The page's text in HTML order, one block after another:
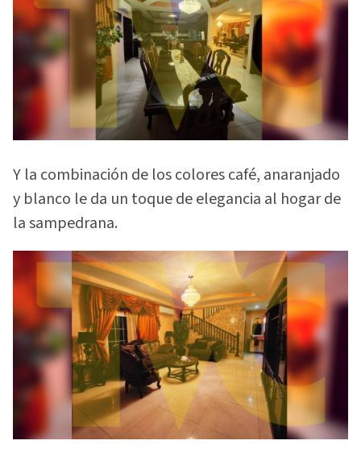
Y la combinación de los colores café, anaranjado
y blanco le da un toque de elegancia al hogar de
la sampedrana.